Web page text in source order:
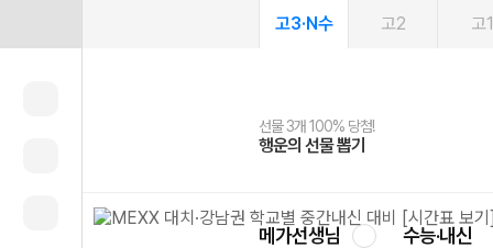
고3·N수 고2 고1
선물 3개 100% 당첨!
행운의 선물 뽑기
선물 100% 증정!
메가스터디 X 올리브
여름방학 스터디 캐시백
메가런 썸머스쿨
2027 러셀 단과
강사 공개선발
스마트러닝앱
설문 EVENT
메가패스
3일 무료 체험권
메가패스 수강생 무료혜택!
메가클럽 멤버십
사회공헌 캠페인
희망이룸 메가나눔
메가선생님 수능·내신